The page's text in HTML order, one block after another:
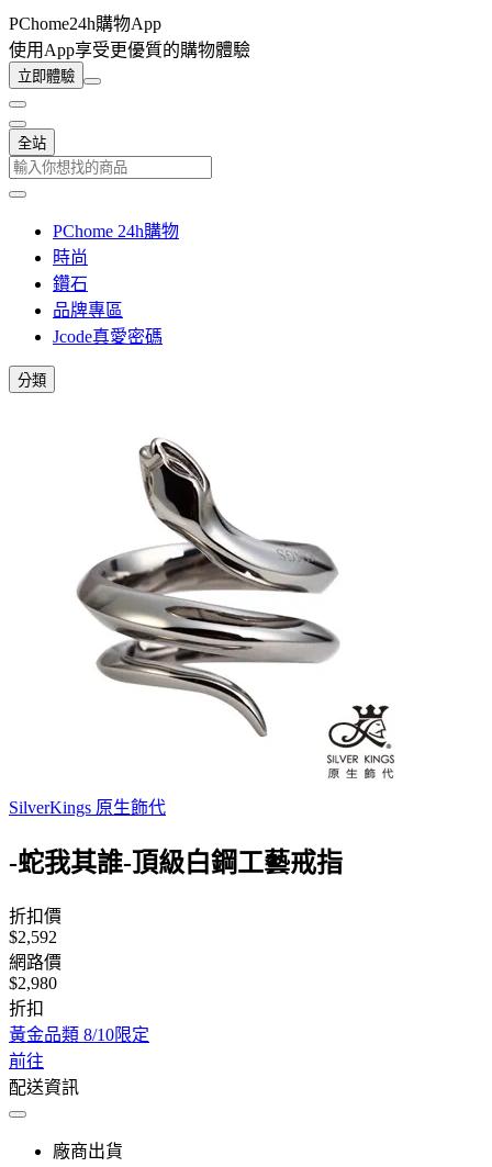
PChome24h購物App
使用App享受更優質的購物體驗
立即體驗
全站
PChome 24h購物
時尚
鑽石
品牌專區
Jcode真愛密碼
分類
SilverKings 原生飾代
-蛇我其誰-頂級白鋼工藝戒指
折扣價
$2,592
網路價
$2,980
折扣
黃金品類 8/10限定
前往
配送資訊
廠商出貨